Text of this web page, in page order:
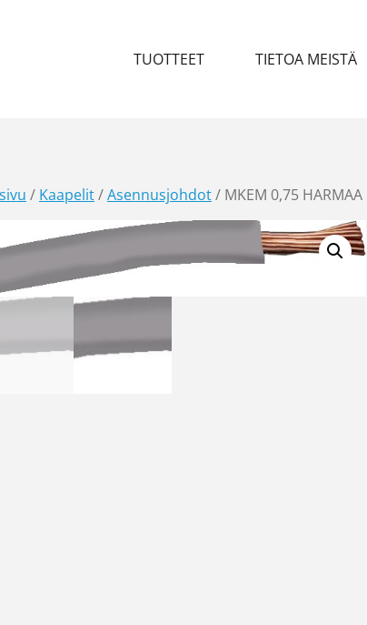
TUOTTEET TIETOA MEISTÄ
/ Kaapelit/Asennusjohdot/ MKEM 0,75 HARMAA